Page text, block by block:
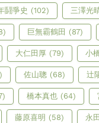
鬪爭史 (102) 三澤光
巨無霸鶴田 (87)
大仁田厚 (79) 小
佐山聰 (68) 辻
橋本真也 (64)
藤原喜明 (58) 永